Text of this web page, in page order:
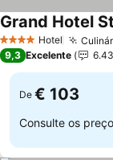
4 EstrelasHotel
Grand Hotel
9,3 Excelente
De € 103
Consulte os